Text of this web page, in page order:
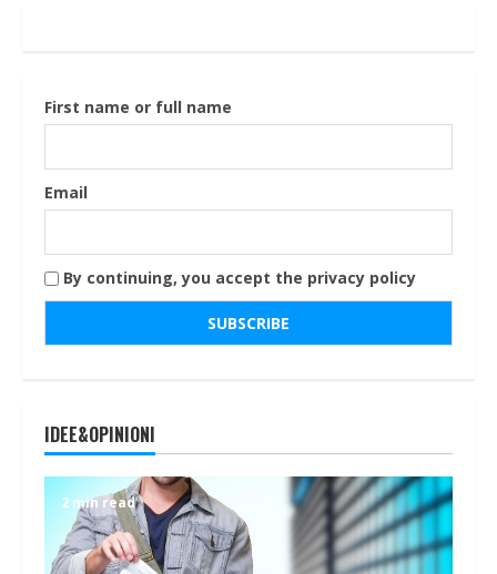
First name or full name
Email
By continuing, you accept the privacy policy
IDEE&OPINIONI
2 min read